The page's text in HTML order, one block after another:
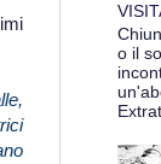
o il